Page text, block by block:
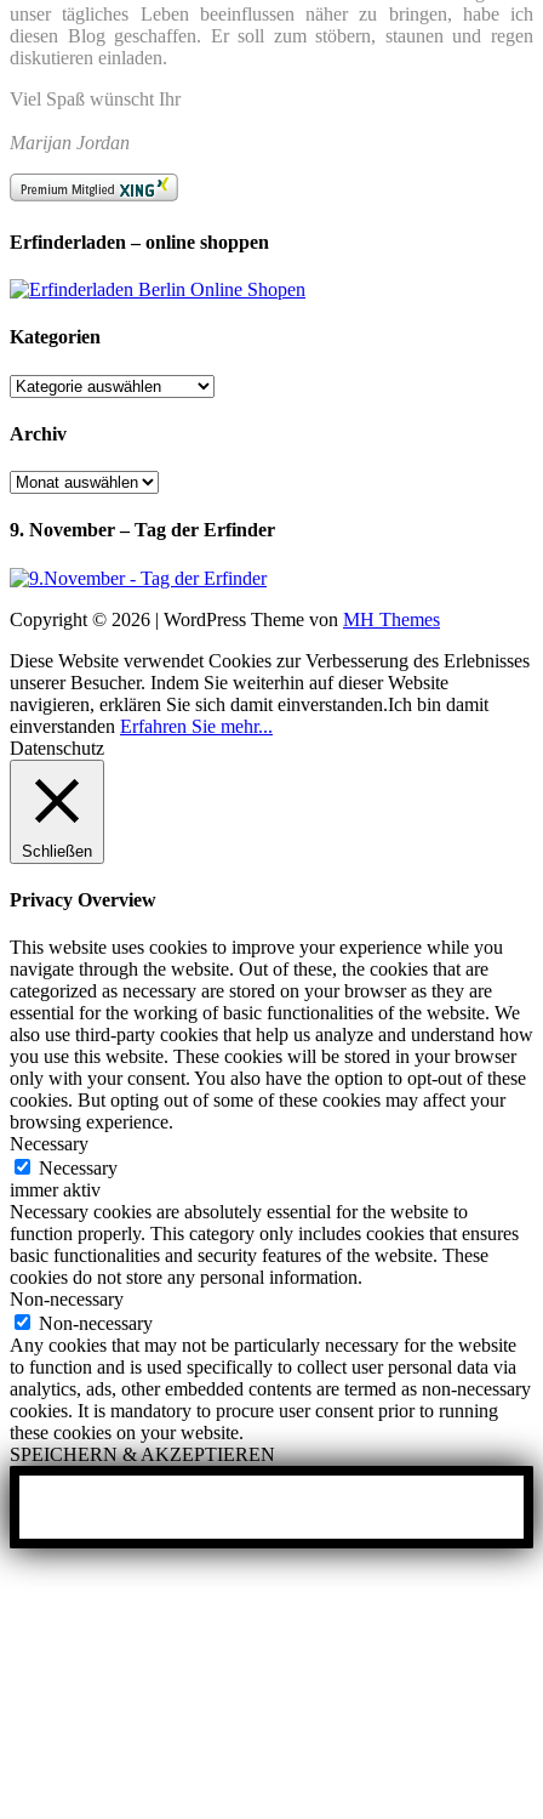
unser tägliches Leben beeinflussen näher zu bringen, habe ich
diesen Blog geschaffen. Er soll zum stöbern, staunen und regen
diskutieren einladen.
Viel Spaß wünscht Ihr
Marijan Jordan
Erfinderladen – online shoppen
Kategorien
Kategorien
Archiv
Archiv
9. November – Tag der Erfinder
Copyright © 2026 | WordPress Theme von MH Themes
Diese Website verwendet Cookies zur Verbesserung des Erlebnisses
unserer Besucher. Indem Sie weiterhin auf dieser Website
navigieren, erklären Sie sich damit einverstanden.Ich bin damit
einverstanden Erfahren Sie mehr...
Datenschutz
Schließen
Privacy Overview
This website uses cookies to improve your experience while you
navigate through the website. Out of these, the cookies that are
categorized as necessary are stored on your browser as they are
essential for the working of basic functionalities of the website. We
also use third-party cookies that help us analyze and understand how
you use this website. These cookies will be stored in your browser
only with your consent. You also have the option to opt-out of these
cookies. But opting out of some of these cookies may affect your
browsing experience.
Necessary
Necessary
immer aktiv
Necessary cookies are absolutely essential for the website to
function properly. This category only includes cookies that ensures
basic functionalities and security features of the website. These
cookies do not store any personal information.
Non-necessary
Non-necessary
Any cookies that may not be particularly necessary for the website
to function and is used specifically to collect user personal data via
analytics, ads, other embedded contents are termed as non-necessary
cookies. It is mandatory to procure user consent prior to running
these cookies on your website.
SPEICHERN & AKZEPTIEREN